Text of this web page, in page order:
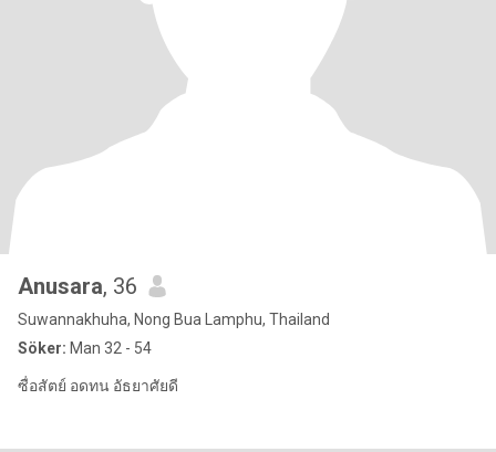
Anusara, 36
Suwannakhuha, Nong Bua Lamphu, Thailand
Söker: Man 32 - 54
ซื่อสัตย์ อดทน อัธยาศัยดี